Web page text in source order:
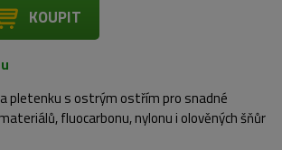
KOUPIT
pletenku s ostrým ostřím pro snadné
fluocarbonu, nylonu i olověných šňůr